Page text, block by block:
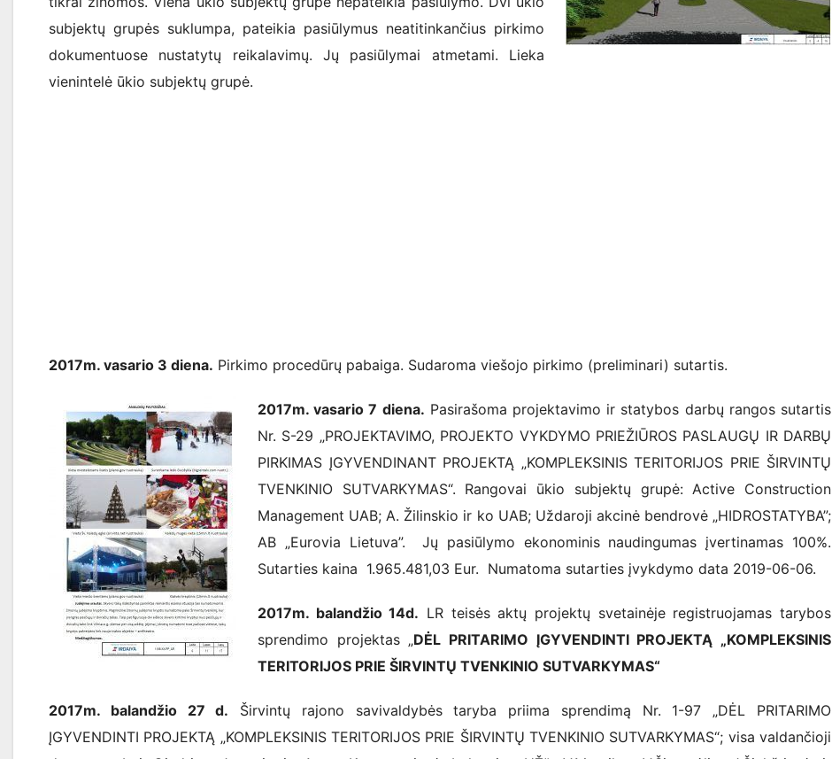
subjektų grupės suklumpa, pateikia pasiūlymus neatitinkančius pirkimo
dokumentuose nustatytų reikalavimų. Jų pasiūlymai atmetami. Lieka
vienintelė ūkio subjektų grupė.
2017m. vasario 3 diena. Pirkimo procedūrų pabaiga. Sudaroma viešojo pirkimo (preliminari) sutartis.
2017m. vasario 7 diena. Pasirašoma projektavimo ir statybos darbų rangos sutartis
Nr. S-29 „PROJEKTAVIMO, PROJEKTO VYKDYMO PRIEŽIŪROS PASLAUGŲ IR DARBŲ
PIRKIMAS ĮGYVENDINANT PROJEKTĄ „KOMPLEKSINIS TERITORIJOS PRIE ŠIRVINTŲ
TVENKINIO SUTVARKYMAS“. Rangovai ūkio subjektų grupė: Active Construction
Management UAB; A. Žilinskio ir ko UAB; Uždaroji akcinė bendrovė „HIDROSTATYBA”;
AB „Eurovia Lietuva”. Jų pasiūlymo ekonominis naudingumas įvertinamas 100%.
Sutarties kaina 1.965.481,03 Eur. Numatoma sutarties įvykdymo data 2019-06-06.
2017m. balandžio 14d. LR teisės aktų projektų svetainėje registruojamas tarybos
sprendimo projektas „DĖL PRITARIMO ĮGYVENDINTI PROJEKTĄ „KOMPLEKSINIS
TERITORIJOS PRIE ŠIRVINTŲ TVENKINIO SUTVARKYMAS“
2017m. balandžio 27 d. Širvintų rajono savivaldybės taryba priima sprendimą Nr. 1-97 „DĖL PRITARIMO
ĮGYVENDINTI PROJEKTĄ „KOMPLEKSINIS TERITORIJOS PRIE ŠIRVINTŲ TVENKINIO SUTVARKYMAS“; visa valdančioji